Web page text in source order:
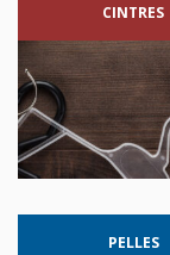
CINTRES
PELLES